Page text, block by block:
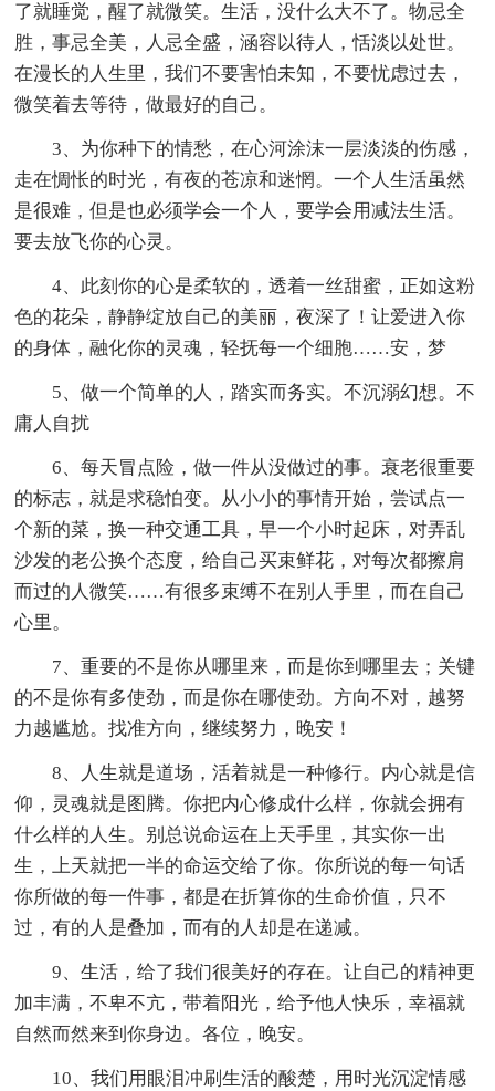
了就睡觉，醒了就微笑。生活，没什么大不了。物忌全
胜，事忌全美，人忌全盛，涵容以待人，恬淡以处世。
在漫长的人生里，我们不要害怕未知，不要忧虑过去，
微笑着去等待，做最好的自己。
3、为你种下的情愁，在心河涂沫一层淡淡的伤感，
走在惆怅的时光，有夜的苍凉和迷惘。一个人生活虽然
是很难，但是也必须学会一个人，要学会用减法生活。
要去放飞你的心灵。
4、此刻你的心是柔软的，透着一丝甜蜜，正如这粉
色的花朵，静静绽放自己的美丽，夜深了！让爱进入你
的身体，融化你的灵魂，轻抚每一个细胞……安，梦
5、做一个简单的人，踏实而务实。不沉溺幻想。不
庸人自扰
6、每天冒点险，做一件从没做过的事。衰老很重要
的标志，就是求稳怕变。从小小的事情开始，尝试点一
个新的菜，换一种交通工具，早一个小时起床，对弄乱
沙发的老公换个态度，给自己买束鲜花，对每次都擦肩
而过的人微笑……有很多束缚不在别人手里，而在自己
心里。
7、重要的不是你从哪里来，而是你到哪里去；关键
的不是你有多使劲，而是你在哪使劲。方向不对，越努
力越尴尬。找准方向，继续努力，晚安！
8、人生就是道场，活着就是一种修行。内心就是信
仰，灵魂就是图腾。你把内心修成什么样，你就会拥有
什么样的人生。别总说命运在上天手里，其实你一出
生，上天就把一半的命运交给了你。你所说的每一句话
你所做的每一件事，都是在折算你的生命价值，只不
过，有的人是叠加，而有的人却是在递减。
9、生活，给了我们很美好的存在。让自己的精神更
加丰满，不卑不亢，带着阳光，给予他人快乐，幸福就
自然而然来到你身边。各位，晚安。
10、我们用眼泪冲刷生活的酸楚，用时光沉淀情感